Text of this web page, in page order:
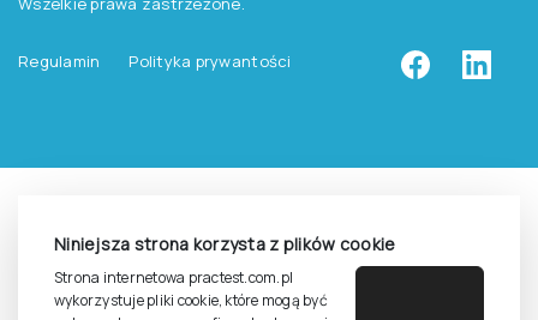
Niniejsza strona korzysta z plików cookie
Strona internetowa practest.com.pl
wykorzystuje pliki cookie, które mogą być
Zasady zapisów na szkolenia
Dla studentów i doktorantów
Pracownia Testów Psychologicznych Polskiego
Towarzystwa Psychologicznego sp. z o.o.
Wszelkie prawa zastrzeżone.